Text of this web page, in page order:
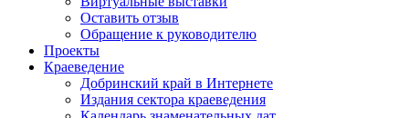
Оставить отзыв
Обращение к руководителю
Проекты
Краеведение
Добринский край в Интернете
Издания сектора краеведения